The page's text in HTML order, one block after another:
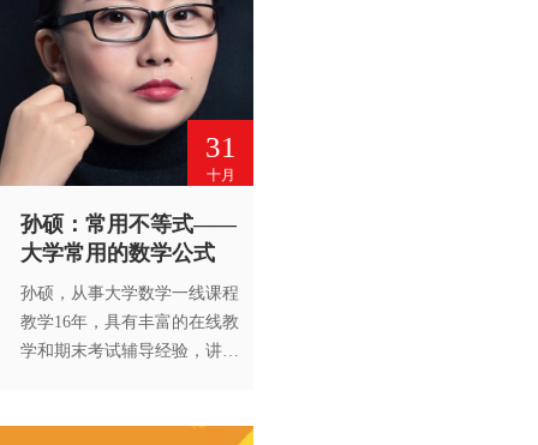
31
十月
孙硕：常用不等式——
大学常用的数学公式
孙硕，从事大学数学一线课程
教学16年，具有丰富的在线教
学和期末考试辅导经验，讲课